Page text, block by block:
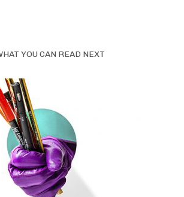
YOU CAN READ NEXT